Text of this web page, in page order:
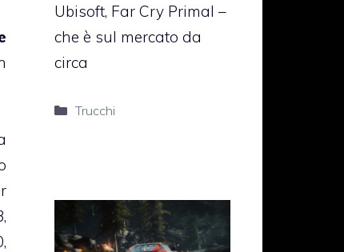
Ubisoft, Far Cry Primal –
che è sul mercato da
circa
Categorie
Trucchi